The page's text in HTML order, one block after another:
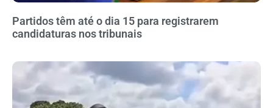
Partidos têm até o dia 15 para registrarem
candidaturas nos tribunais